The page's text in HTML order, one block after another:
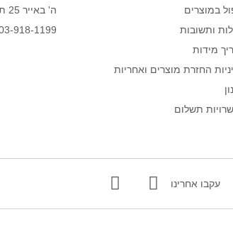
במוצרים
ותשובות
מידות
החזרת מוצרים ואחריות
תשלום
ה' באייר 25 תל אביב – לחצו לניווט
918-1199
עקבו אחרינו